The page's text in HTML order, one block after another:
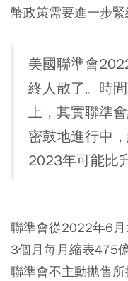
幣政策需要進一步緊
美國聯準會
終人散了。時
上，其實聯準
密鼓地進行中
2023年可能比
聯準會從2022年6
3個月每月縮表475
聯準會不主動拋售